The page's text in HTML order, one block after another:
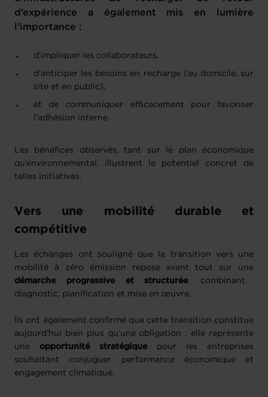
d’expérience a également mis en lumière
l’importance :
d’impliquer les collaborateurs,
d’anticiper les besoins en recharge (au domicile, sur
site et en public),
et de communiquer efficacement pour favoriser
l’adhésion interne.
Les bénéfices observés, tant sur le plan économique
qu’environnemental, illustrent le potentiel concret de
telles initiatives.
Vers une mobilité durable et
compétitive
Les échanges ont souligné que la transition vers une
mobilité à zéro émission repose avant tout sur une
démarche progressive et structurée, combinant
diagnostic, planification et mise en œuvre.
Ils ont également confirmé que cette transition constitue
aujourd’hui bien plus qu’une obligation : elle représente
une opportunité stratégique pour les entreprises
souhaitant conjuguer performance économique et
engagement climatique.